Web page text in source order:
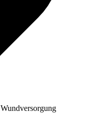
Wundversorgung